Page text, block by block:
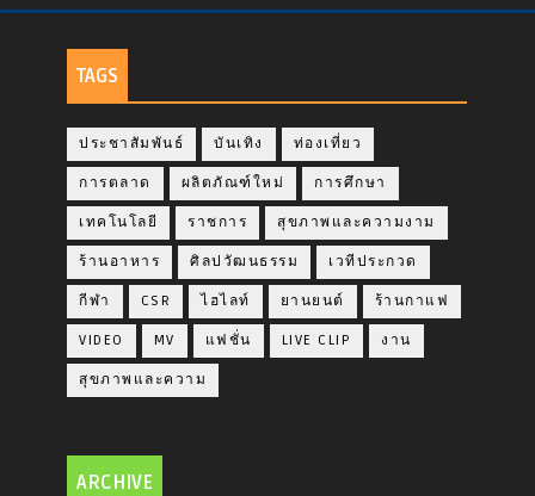
TAGS
ประชาสัมพันธ์ บันเทิง ท่องเที่ยว
การตลาด ผลิตภัณฑ์ใหม่ การศึกษา
เทคโนโลยี ราชการ สุขภาพและความงาม
ร้านอาหาร ศิลปวัฒนธรรม เวทีประกวด
กีฬา CSR ไฮไลท์ ยานยนต์ ร้านกาแฟ
VIDEO MV แฟชั่น LIVE CLIP งาน
สุขภาพและความ
ARCHIVE